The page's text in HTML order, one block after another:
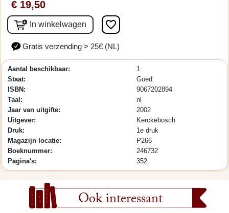
€ 19,50
In winkelwagen favorite_border
Gratis verzending > 25€ (NL)
Aantal beschikbaar:
1
Staat:
Goed
ISBN:
9067202894
Taal:
nl
Jaar van uitgifte:
2002
Uitgever:
Kerckebosch
Druk:
1e druk
Magazijn locatie:
P266
Boeknummer:
246732
Pagina's:
352
Ook interessant